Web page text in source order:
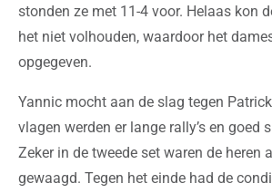
stonden ze met 11-4 voor. Helaas kon
het niet volhouden, waardoor het
opgegeven.
Yannic mocht aan de slag tegen
vlagen werden er lange rally’s en goed
Zeker in de tweede set waren de heren
gewaagd. Tegen het einde had de